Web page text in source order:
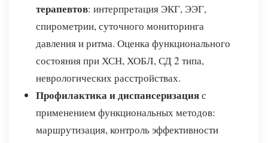
терапевтов: интерпретация ЭКГ, ЭЭГ,
спирометрии, суточного мониторинга
давления и ритма. Оценка функционального
состояния при ХСН, ХОБЛ, СД 2 типа,
неврологических расстройствах.
Профилактика и диспансеризацияс
применением функциональных методов:
маршрутизация, контроль эффективности